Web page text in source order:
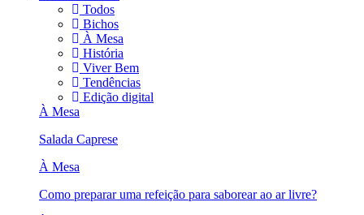
Todos
Bichos
À Mesa
História
Viver Bem
Tendências
Edição digital
À Mesa
Salada Caprese
À Mesa
Como preparar uma refeição para saborear ao ar livre?